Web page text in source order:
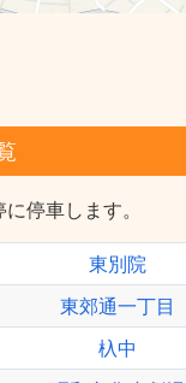
停車します。
東別院
東郊通一丁目
杁中